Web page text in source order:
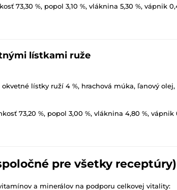
73,30 %, popol 3,10 %, vláknina 5,30 %, vápnik
lístkami ruže
okvetné lístky ruží 4 %, hrachová múka, ľanový
73,20 %, popol 3,00 %, vláknina 4,80 %, vápnik
pre všetky receptúry)
a minerálov na podporu celkovej vitality: